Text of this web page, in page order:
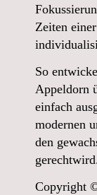
Zeiten
So
Appeldorn
einfach
modernen
den
Copyright